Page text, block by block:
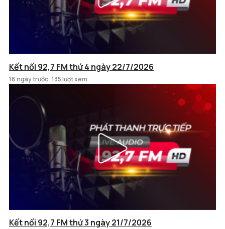
Kết nối 92,7 FM thứ 4 ngày 22/7/2026
16 ngày trước 135 lượt xem
Kết nối 92,7 FM thứ 3 ngày 21/7/2026